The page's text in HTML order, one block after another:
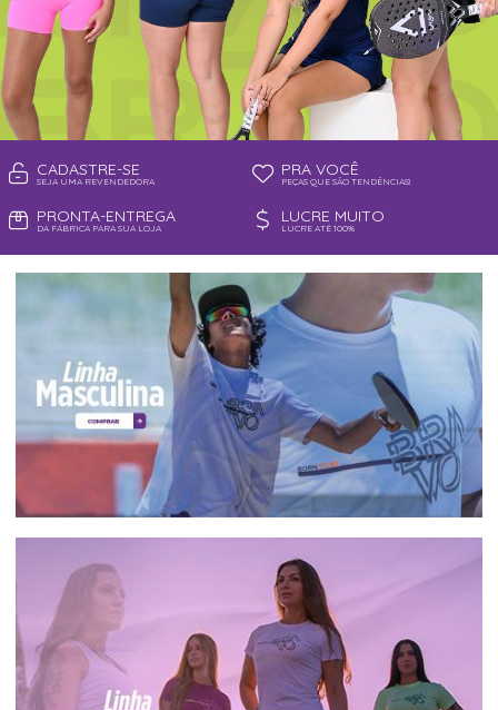
CADASTRE-SE
SEJA UMA REVENDEDORA
PRA VOCÊ
PEÇAS QUE SÃO TENDÊNCIAS!
PRONTA-ENTREGA
DA FÁBRICA PARA SUA LOJA
LUCRE MUITO
LUCRE ATÉ 100%